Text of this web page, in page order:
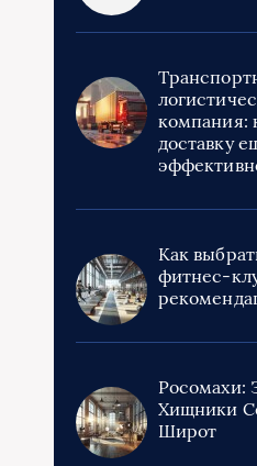
компания:
доставку
Как
фитнес-
Росомахи:
Хищники
Широт